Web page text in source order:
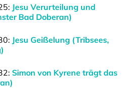
Jesu Verurteilung und
Bad Doberan)
Jesu Geißelung (Tribsees,
Simon von Kyrene trägt das